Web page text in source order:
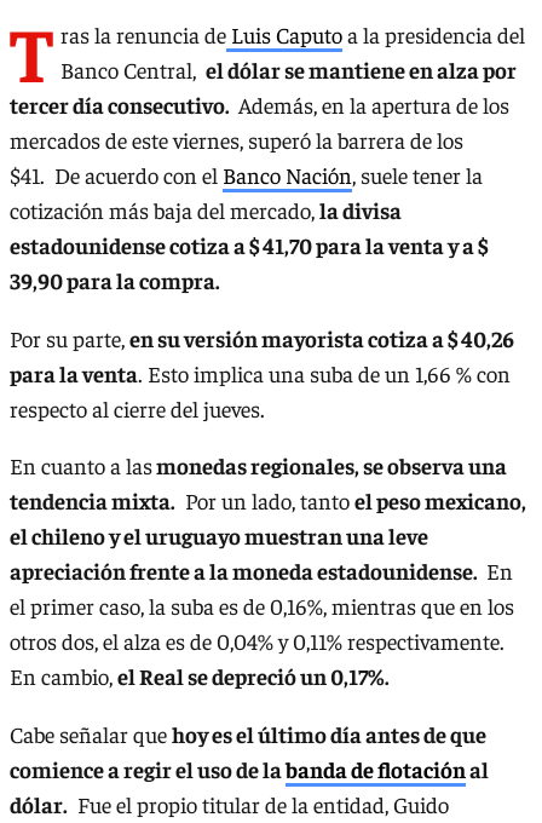
T ras la renuncia de Luis Caputoa la presidencia del
Banco Central, el dólar se mantiene en alza por
tercer día consecutivo. Además, en la apertura de los
mercados de este viernes, superó la barrera de los
$41. De acuerdo con el Banco Nación, suele tener la
cotización más baja del mercado,la divisa
estadounidense cotiza a $ 41,70 para la venta y a $
39,90 para la compra.
Por su parte,en su versión mayorista cotiza a $ 40,26
para la venta. Esto implica una suba de un 1,66 % con
respecto al cierre del jueves.
En cuanto a lasmonedas regionales, se observa una
tendencia mixta. Por un lado, tantoel peso mexicano,
el chileno y el uruguayo muestran una leve
apreciación frente a la moneda estadounidense. En
el primer caso, la suba es de 0,16%, mientras que en los
otros dos, el alza es de 0,04% y 0,11% respectivamente.
En cambio,el Real se depreció un 0,17%.
Cabe señalar quehoy es el último día antes de que
comience a regir el uso de labanda de flotaciónal
dólar. Fue el propio titular de la entidad, Guido